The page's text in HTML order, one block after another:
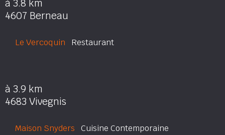
à 3.8 km
4607 Berneau
Le Vercoquin Restaurant
à 3.9 km
4683 Vivegnis
Maison Snyders Cuisine Contemporaine